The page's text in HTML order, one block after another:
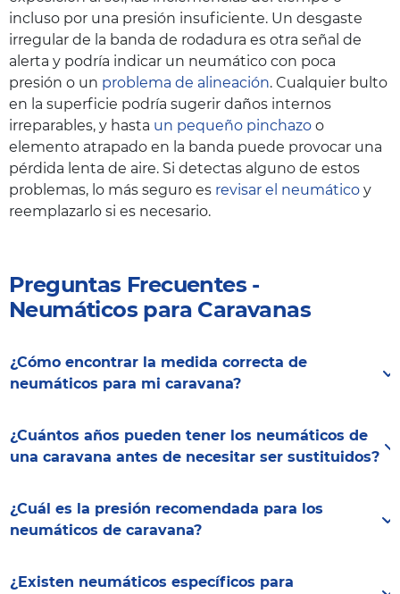
específicos para cada temporada.
Si viajas regularmente bajo condiciones
meteorológicas variadas o climas diferentes, los
neumáticos para todas las estaciones pueden
funcionar bien frente a los cambios estacionales.
Sin embargo, los neumáticos de invierno
específicos son una opción más segura para
condiciones invernales extremas.
BFGoodrich,MaxxisyUniroyal ofrecen una
buena relación calidad-precio, lo que las
convierte en una opción popular.
Marcas económicasson perfectas si solo
sales con la caravana de vez en cuando.
Aunque sean más baratas, siguen
cumpliendo los estándares de seguridad
cuando las compras en un proveedor fiable
como Euromaster.
En nuestra tienda online o en nuestros talleres
contamos con profesionales para su montaje.
incluso por una presión insuficiente. Un desgaste
irregular de la banda de rodadura es otra señal de
alerta y podría indicar un neumático con poca
presión o un problema de alineación. Cualquier bulto
en la superficie podría sugerir daños internos
irreparables, y hasta un pequeño pinchazo o
elemento atrapado en la banda puede provocar una
pérdida lenta de aire. Si detectas alguno de estos
problemas, lo más seguro es revisar el neumático y
reemplazarlo si es necesario.
Preguntas Frecuentes -
Neumáticos para Caravanas
¿Cómo encontrar la medida correcta de
neumáticos para mi caravana?
¿Cuántos años pueden tener los neumáticos de
una caravana antes de necesitar ser sustituidos?
¿Cuál es la presión recomendada para los
neumáticos de caravana?
¿Existen neumáticos específicos para